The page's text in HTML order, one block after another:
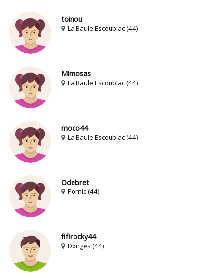
toinou
La Baule Escoublac (44)
Mimosas
La Baule Escoublac (44)
moco44
La Baule Escoublac (44)
Odebret
Pornic (44)
fifirocky44
Donges (44)